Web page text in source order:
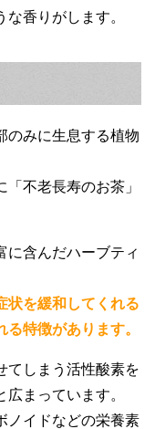
香りがします。
のみに生息する植物
不老長寿のお茶」
に含んだハーブティ
状を緩和してくれる
特徴があります。
てしまう活性酸素を
まっています。
ノイドなどの栄養素